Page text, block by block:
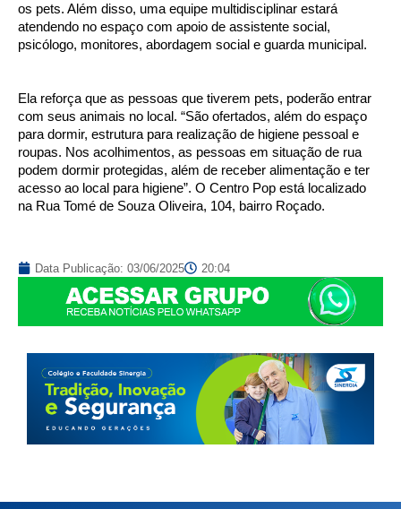
os pets. Além disso, uma equipe multidisciplinar estará
atendendo no espaço com apoio de assistente social,
psicólogo, monitores, abordagem social e guarda municipal.
Ela reforça que as pessoas que tiverem pets, poderão entrar
com seus animais no local. “São ofertados, além do espaço
para dormir, estrutura para realização de higiene pessoal e
roupas. Nos acolhimentos, as pessoas em situação de rua
podem dormir protegidas, além de receber alimentação e ter
acesso ao local para higiene”. O Centro Pop está localizado
na Rua Tomé de Souza Oliveira, 104, bairro Roçado.
Data Publicação: 03/06/2025 20:04